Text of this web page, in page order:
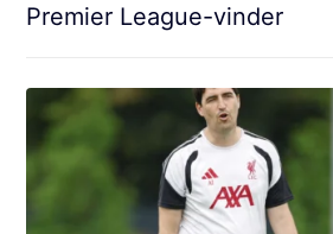
Premier League-vinder